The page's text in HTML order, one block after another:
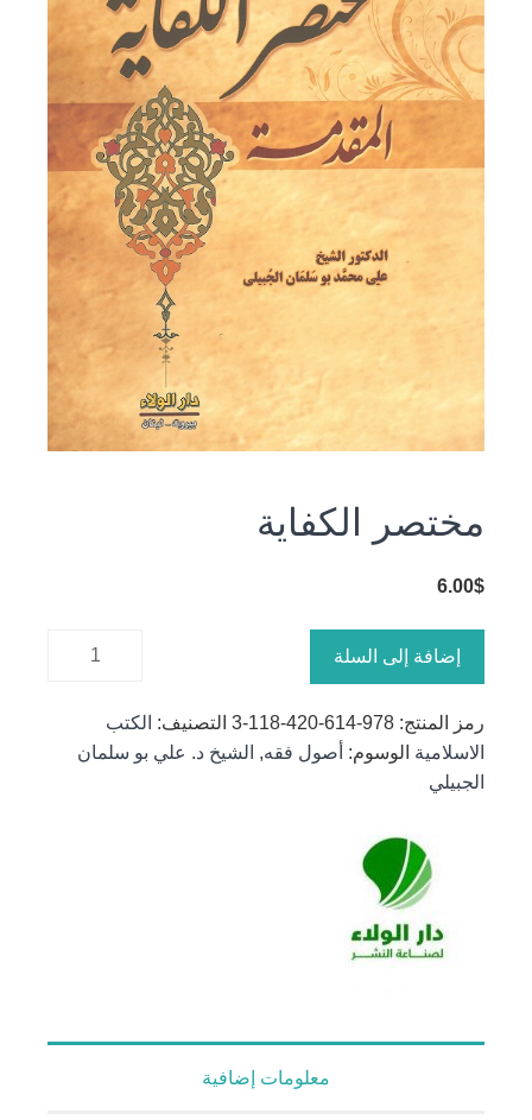
مختصر الكفاية
6.00$
إضافة إلى السلة
رمز المنتج: 978-614-420-118-3 التصنيف: الكتب
الاسلامية الوسوم: أصول فقه, الشيخ د. علي بو سلمان
الجبيلي
معلومات إضافية